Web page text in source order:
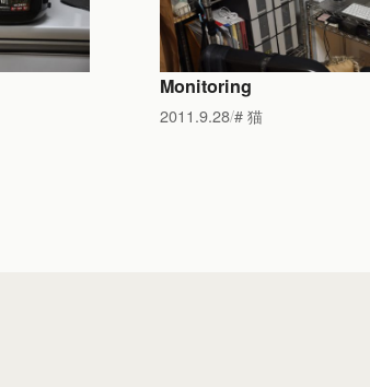
Monitoring
2011.9.28 猫